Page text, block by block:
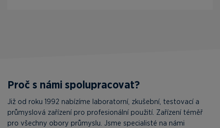
Proč s námi spolupracovat?
Již od roku 1992 nabízíme laboratorní, zkušební, testovací a
průmyslová zařízení pro profesionální použití. Zařízení téměř
pro všechny obory průmyslu. Jsme specialisté na námi